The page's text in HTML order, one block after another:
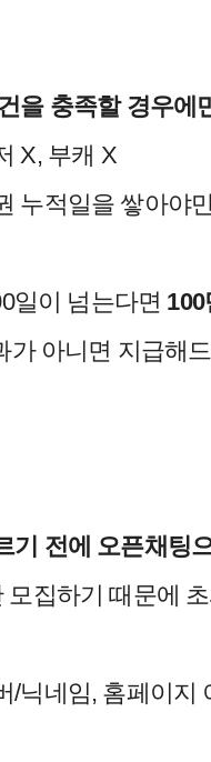
을 충족할 경우에
X, 부캐 X
누적일을 쌓아야
일이 넘는다면
가 아니면 지급해
기 전에 오픈채팅
모집하기 때문에
/닉네임, 홈페이지